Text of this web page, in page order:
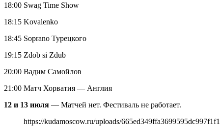
18:00 Swag Time Show
18:15 Kovalenko
18:45 Soprano Турецкого
19:15 Zdob si Zdub
20:00 Вадим Самойлов
21:00 Матч Хорватия — Англия
12 и 13 июля — Матчей нет. Фестиваль не работает.
https://kudamoscow.ru/uploads/